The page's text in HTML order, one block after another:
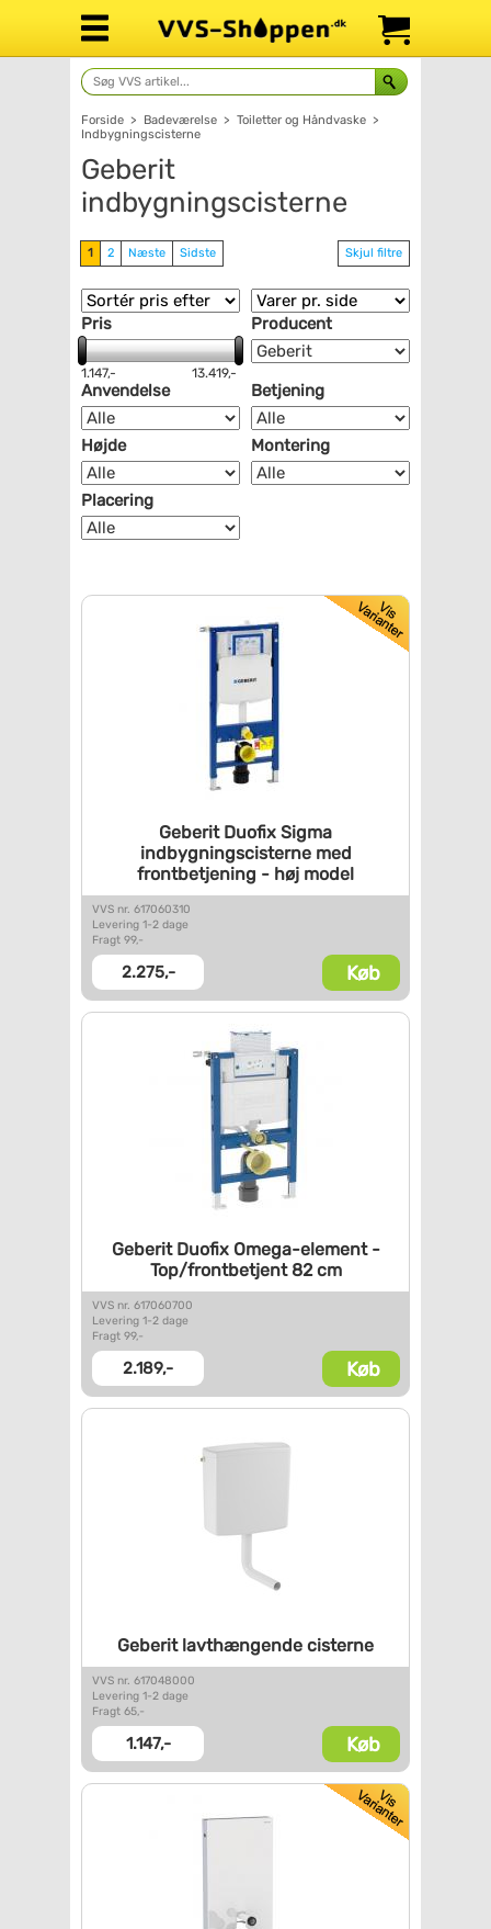
Forside > Badeværelse > Toiletter og Håndvaske >
Indbygningscisterne
Geberit
indbygningscisterne
1 2 Næste Sidste Skjul filtre
Pris
1.147,- 13.419,-
Producent
Anvendelse Betjening
Højde Montering
Placering
Geberit Duofix Sigma
indbygningscisterne med
frontbetjening - høj model
VVS nr. 617060310
Levering 1-2 dage
Fragt 99,-
2.275,- Køb
Geberit Duofix Omega-element -
Top/frontbetjent 82 cm
VVS nr. 617060700
Levering 1-2 dage
Fragt 99,-
2.189,- Køb
Geberit lavthængende cisterne
VVS nr. 617048000
Levering 1-2 dage
Fragt 65,-
1.147,- Køb